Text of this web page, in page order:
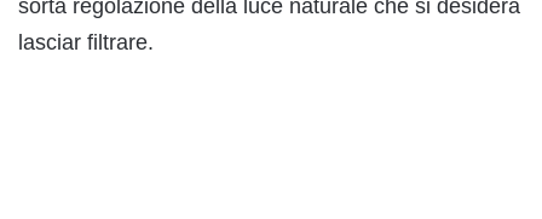
sorta regolazione della luce naturale che si desidera
lasciar filtrare.